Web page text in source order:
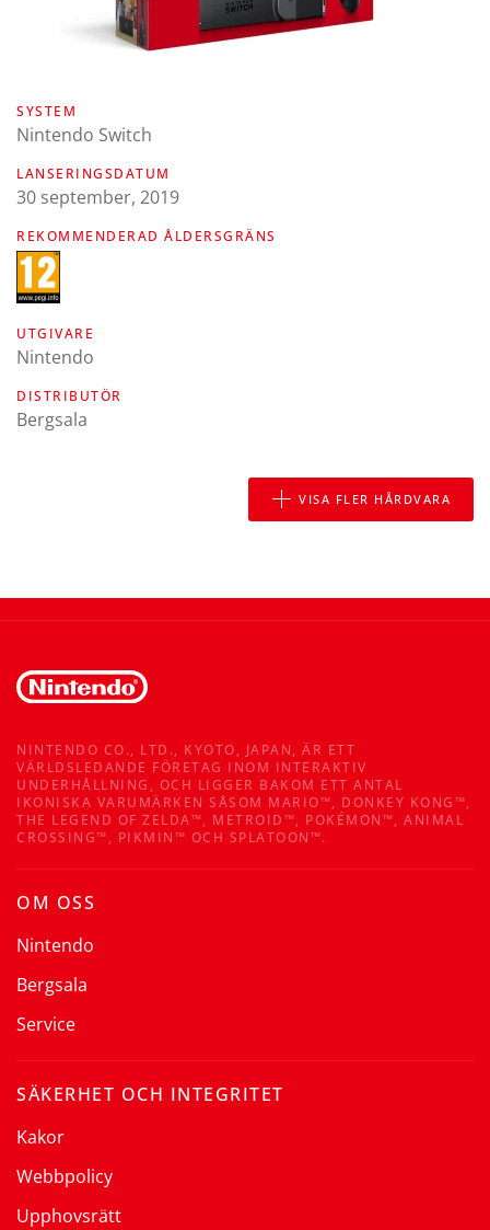
SYSTEM
Nintendo Switch
LANSERINGSDATUM
30 september, 2019
REKOMMENDERAD ÅLDERSGRÄNS
UTGIVARE
Nintendo
DISTRIBUTÖR
Bergsala
VISA FLER HÅRDVARA
NINTENDO CO., LTD., KYOTO, JAPAN, ÄR ETT
VÄRLDSLEDANDE FÖRETAG INOM INTERAKTIV
UNDERHÅLLNING, OCH LIGGER BAKOM ETT ANTAL
IKONISKA VARUMÄRKEN SÅSOM MARIO™, DONKEY KONG™,
THE LEGEND OF ZELDA™, METROID™, POKÉMON™, ANIMAL
CROSSING™, PIKMIN™ OCH SPLATOON™.
OM OSS
Nintendo
Bergsala
Service
SÄKERHET OCH INTEGRITET
Kakor
Webbpolicy
Upphovsrätt